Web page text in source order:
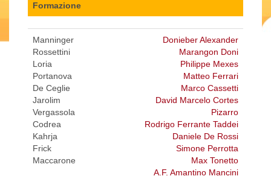
Formazione
Manninger
Rossettini
Loria
Portanova
De Ceglie
Jarolim
Vergassola
Codrea
Kahrja
Frick
Maccarone
Donieber Alexander
Marangon Doni
Philippe Mexes
Matteo Ferrari
Marco Cassetti
David Marcelo Cortes
Pizarro
Rodrigo Ferrante Taddei
Daniele De Rossi
Simone Perrotta
Max Tonetto
A.F. Amantino Mancini